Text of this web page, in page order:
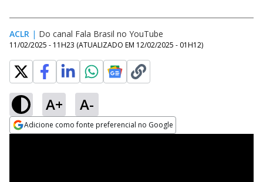
ACLR | Do canal Fala Brasil no YouTube
11/02/2025 - 11H23 (ATUALIZADO EM 12/02/2025 - 01H12)
A+ A-
Adicione como fonte preferencial no Google